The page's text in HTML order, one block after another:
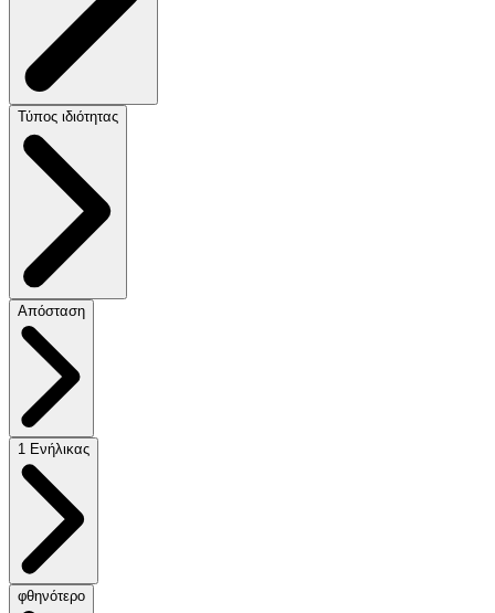
Τύπος ιδιότητας
Απόσταση
1 Ενήλικας
φθηνότερο